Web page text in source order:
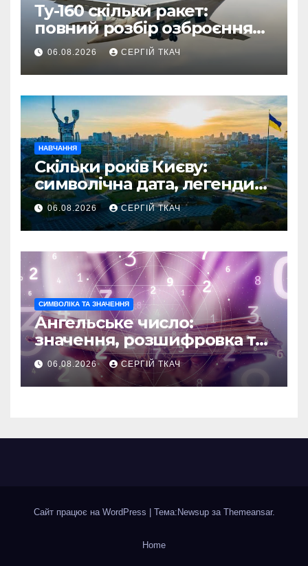
Ту-160 скільки ракет:
повний розбір озброєння
стратегічного
бомбардувальника
06.08.2026 СЕРГІЙ ТКАЧ
НАВЧАННЯ
Скільки років Києву:
символічна дата, легенди
та те, що кажуть історики
06.08.2026 СЕРГІЙ ТКАЧ
СИМВОЛІКА ТА ЗНАЧЕННЯ
Ангельське число:
значення, розшифровка та
послання
06.08.2026 СЕРГІЙ ТКАЧ
Сайт працює на WordPress | Тема:Newsup за Themeansar.
Home